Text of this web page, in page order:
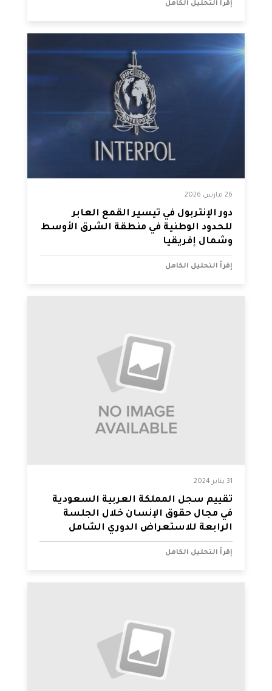
إقرأ التحليل الكامل
26 مارس 2026
دور الإنتربول في تيسير القمع العابر
للحدود الوطنية في منطقة الشرق الأوسط
وشمال إفريقيا
إقرأ التحليل الكامل
31 يناير 2024
تقييم سجل المملكة العربية السعودية
في مجال حقوق الإنسان خلال الجلسة
الرابعة للاستعراض الدوري الشامل
إقرأ التحليل الكامل